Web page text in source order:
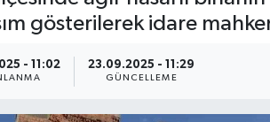
gösterilerek idare
- 11:02 23.09.2025 - 11:29
GÜNCELLEME